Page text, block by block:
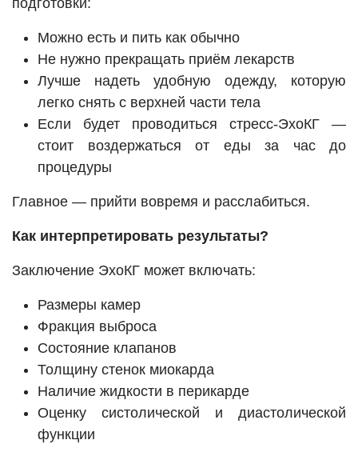
подготовки:
Можно есть и пить как обычно
Не нужно прекращать приём лекарств
Лучше надеть удобную одежду, которую
легко снять с верхней части тела
Если будет проводиться стресс-ЭхоКГ —
стоит воздержаться от еды за час до
процедуры
Главное — прийти вовремя и расслабиться.
Как интерпретировать результаты?
Заключение ЭхоКГ может включать:
Размеры камер
Фракция выброса
Состояние клапанов
Толщину стенок миокарда
Наличие жидкости в перикарде
Оценку систолической и диастолической
функции